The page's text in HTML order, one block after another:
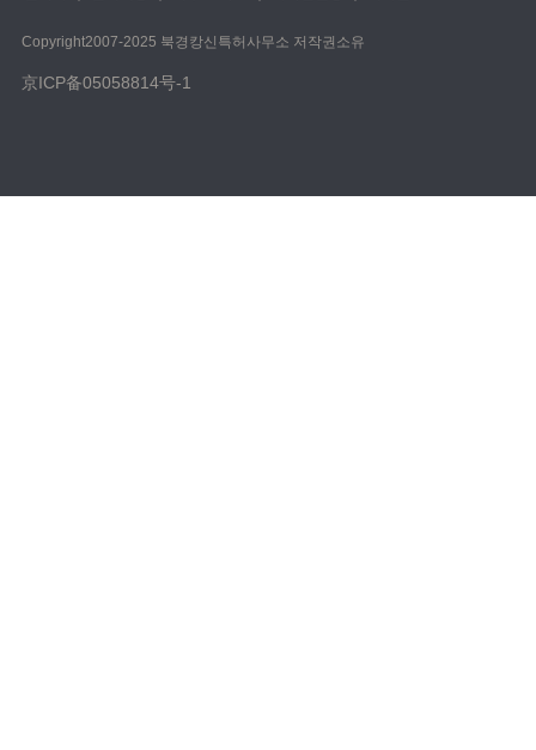
Copyright️2007-2025 북경캉신특허사무소 저작권소유
京ICP备05058814号-1